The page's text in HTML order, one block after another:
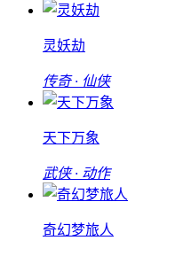
灵妖劫
传奇 · 仙侠
天下万象
武侠 · 动作
奇幻梦旅人